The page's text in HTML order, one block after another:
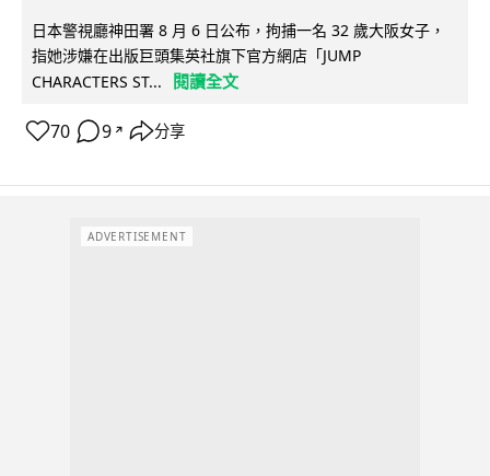
日本警視廳神田署 8 月 6 日公布，拘捕一名 32 歲大阪女子，
指她涉嫌在出版巨頭集英社旗下官方網店「JUMP
CHARACTERS ST...
閱讀全文
70 9 ↗ 分享
ADVERTISEMENT